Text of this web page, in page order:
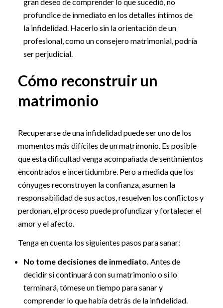
profundice de inmediato en los detalles íntimos de
la infidelidad. Hacerlo sin la orientación de un
profesional, como un consejero matrimonial, podría
ser perjudicial.
Cómo reconstruir un
matrimonio
Recuperarse de una infidelidad puede ser uno de los
momentos más difíciles de un matrimonio. Es posible
que esta dificultad venga acompañada de sentimientos
encontrados e incertidumbre. Pero a medida que los
cónyuges reconstruyen la confianza, asumen la
responsabilidad de sus actos, resuelven los conflictos y
perdonan, el proceso puede profundizar y fortalecer el
amor y el afecto.
Tenga en cuenta los siguientes pasos para sanar:
No tome decisiones de inmediato. Antes de
decidir si continuará con su matrimonio o si lo
terminará, tómese un tiempo para sanar y
comprender lo que había detrás de la infidelidad.